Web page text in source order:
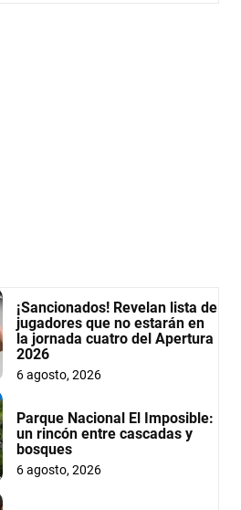
¡Sancionados! Revelan lista de
jugadores que no estarán en
la jornada cuatro del Apertura
2026
6 agosto, 2026
Parque Nacional El Imposible:
un rincón entre cascadas y
bosques
6 agosto, 2026